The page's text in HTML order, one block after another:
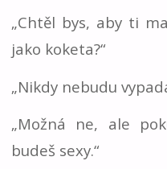
„Chtěl bys, aby ti
jako koketa?“
„Nikdy nebudu
„Možná ne, ale
budeš sexy.“